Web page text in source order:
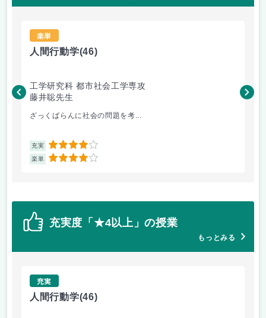
楽単
人間行動学(46)
工学研究科 都市社会工学専攻
藤井聡先生
ざっくばらんに社会の問題を考...
充実 4
楽単 4
藤
充実度「★4以上」の授業
もっとみる
充実
人間行動学(46)